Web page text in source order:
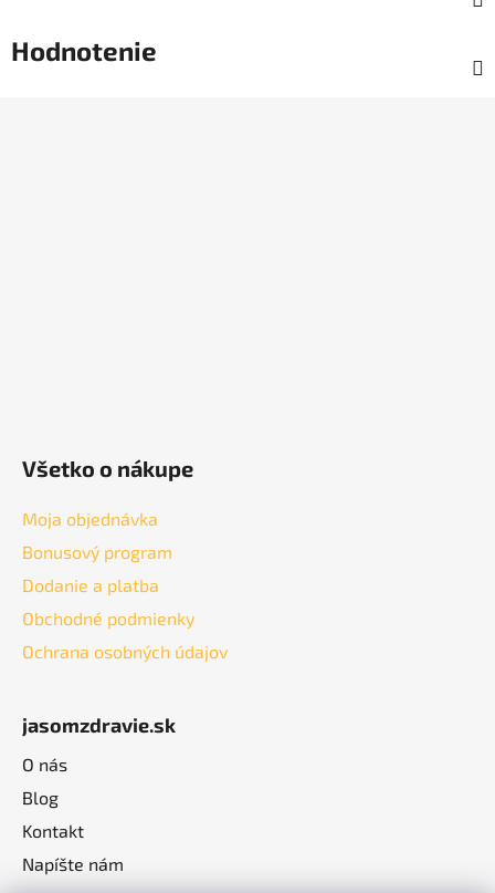
Hodnotenie
Všetko o nákupe
Moja objednávka
Bonusový program
Dodanie a platba
Obchodné podmienky
Ochrana osobných údajov
jasomzdravie.sk
O nás
Blog
Kontakt
Napíšte nám